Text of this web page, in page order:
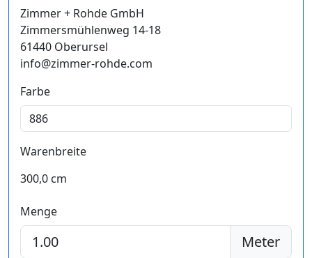
Zimmer + Rohde GmbH
Zimmersmühlenweg 14-18
61440 Oberursel
info@zimmer-rohde.com
Farbe
Warenbreite
300,0 cm
Menge
Meter